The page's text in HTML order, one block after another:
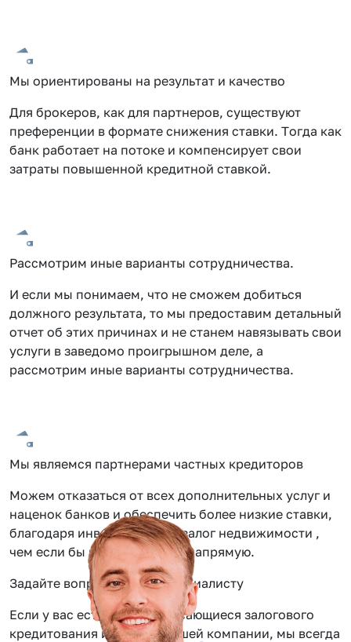
Мы ориентированы на результат и качество
Для брокеров, как для партнеров, существуют
преференции в формате снижения ставки. Тогда как
банк работает на потоке и компенсирует свои
затраты повышенной кредитной ставкой.
Рассмотрим иные варианты сотрудничества.
И если мы понимаем, что не сможем добиться
должного результата, то мы предоставим детальный
отчет об этих причинах и не станем навязывать свои
услуги в заведомо проигрышном деле, а
рассмотрим иные варианты сотрудничества.
Мы являемся партнерами частных кредиторов
Можем отказаться от всех дополнительных услуг и
наценок банков и обеспечить более низкие ставки,
благодаря инвестиции под залог недвижимости ,
чем если бы вы обращались напрямую.
Задайте вопрос нашему специалисту
Если у вас есть вопросы касающиеся залогового
кредитования или услуг нашей компании, мы всегда